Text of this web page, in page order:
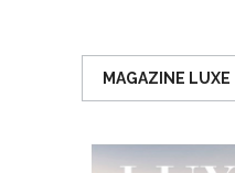
MAGAZINE LUXE